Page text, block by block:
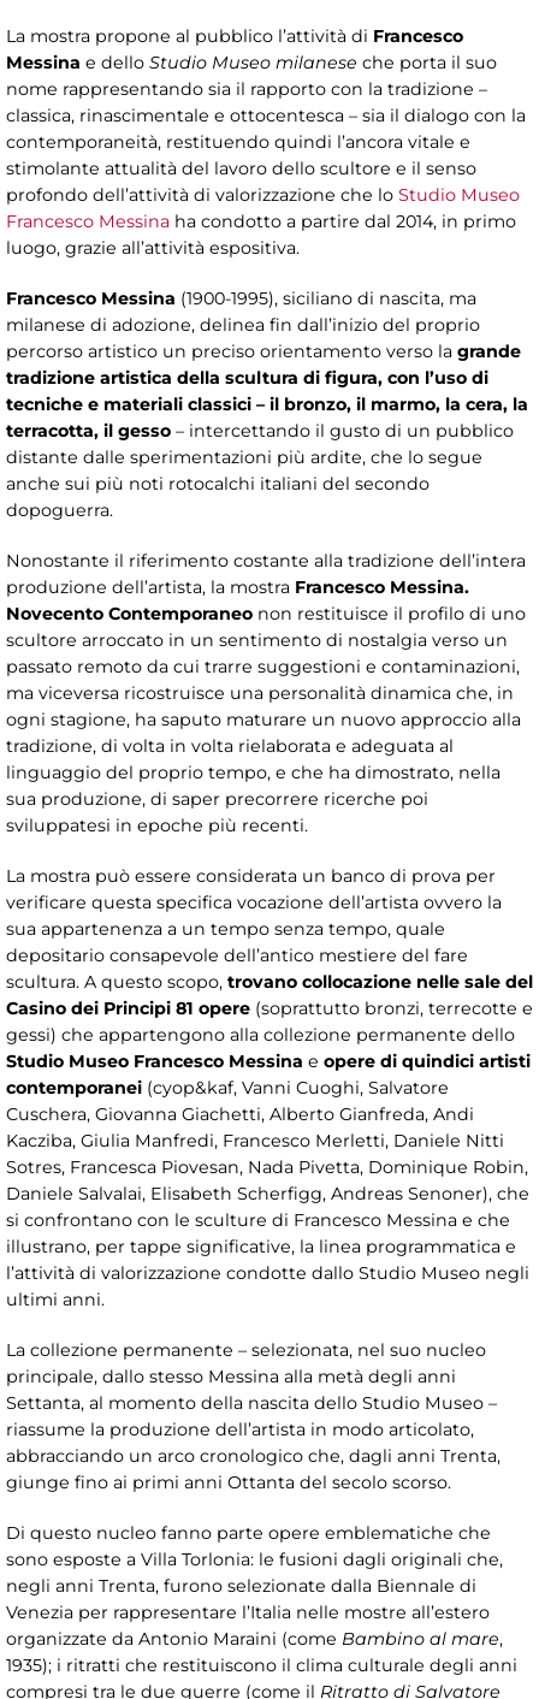
La mostra propone al pubblico l’attività di Francesco
Messina e dello Studio Museo milanese che porta il suo
nome rappresentando sia il rapporto con la tradizione –
classica, rinascimentale e ottocentesca – sia il dialogo con la
contemporaneità, restituendo quindi l’ancora vitale e
stimolante attualità del lavoro dello scultore e il senso
profondo dell’attività di valorizzazione che lo Studio Museo
Francesco Messina ha condotto a partire dal 2014, in primo
luogo, grazie all’attività espositiva.
Francesco Messina (1900-1995), siciliano di nascita, ma
milanese di adozione, delinea fin dall’inizio del proprio
percorso artistico un preciso orientamento verso la grande
tradizione artistica della scultura di figura, con l’uso di
tecniche e materiali classici – il bronzo, il marmo, la cera, la
terracotta, il gesso – intercettando il gusto di un pubblico
distante dalle sperimentazioni più ardite, che lo segue
anche sui più noti rotocalchi italiani del secondo
dopoguerra.
Nonostante il riferimento costante alla tradizione dell’intera
produzione dell’artista, la mostra Francesco Messina.
Novecento Contemporaneo non restituisce il profilo di uno
scultore arroccato in un sentimento di nostalgia verso un
passato remoto da cui trarre suggestioni e contaminazioni,
ma viceversa ricostruisce una personalità dinamica che, in
ogni stagione, ha saputo maturare un nuovo approccio alla
tradizione, di volta in volta rielaborata e adeguata al
linguaggio del proprio tempo, e che ha dimostrato, nella
sua produzione, di saper precorrere ricerche poi
sviluppatesi in epoche più recenti.
La mostra può essere considerata un banco di prova per
verificare questa specifica vocazione dell’artista ovvero la
sua appartenenza a un tempo senza tempo, quale
depositario consapevole dell’antico mestiere del fare
scultura. A questo scopo, trovano collocazione nelle sale del
Casino dei Principi 81 opere (soprattutto bronzi, terrecotte e
gessi) che appartengono alla collezione permanente dello
Studio Museo Francesco Messina e opere di quindici artisti
contemporanei (cyop&kaf, Vanni Cuoghi, Salvatore
Cuschera, Giovanna Giachetti, Alberto Gianfreda, Andi
Kacziba, Giulia Manfredi, Francesco Merletti, Daniele Nitti
Sotres, Francesca Piovesan, Nada Pivetta, Dominique Robin,
Daniele Salvalai, Elisabeth Scherfigg, Andreas Senoner), che
si confrontano con le sculture di Francesco Messina e che
illustrano, per tappe significative, la linea programmatica e
l’attività di valorizzazione condotte dallo Studio Museo negli
ultimi anni.
La collezione permanente – selezionata, nel suo nucleo
principale, dallo stesso Messina alla metà degli anni
Settanta, al momento della nascita dello Studio Museo –
riassume la produzione dell’artista in modo articolato,
abbracciando un arco cronologico che, dagli anni Trenta,
giunge fino ai primi anni Ottanta del secolo scorso.
Di questo nucleo fanno parte opere emblematiche che
sono esposte a Villa Torlonia: le fusioni dagli originali che,
negli anni Trenta, furono selezionate dalla Biennale di
Venezia per rappresentare l’Italia nelle mostre all’estero
organizzate da Antonio Maraini (come Bambino al mare,
1935); i ritratti che restituiscono il clima culturale degli anni
compresi tra le due guerre (come il Ritratto di Salvatore